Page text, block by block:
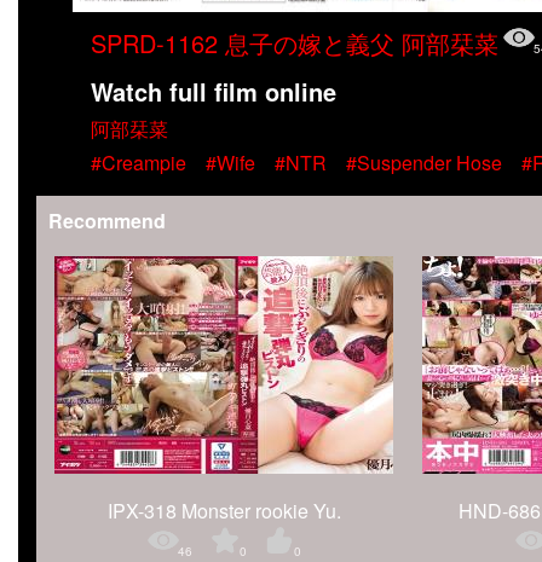
SPRD-1162 息子の嫁と義父 阿部栞菜
Watch full film online
阿部栞菜
#Creampie
#Wife #NTR #Suspender Hose
Recommend
IPX-318 Monster rookie Yu.
46 0 0
HND-